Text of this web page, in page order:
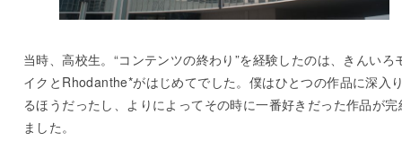
当時、高校生。“コンテンツの終わり”を経験したのは、きんいろ
イクとRhodanthe*がはじめてでした。僕はひとつの作品に深入
るほうだったし、よりによってその時に一番好きだった作品が完
ました。